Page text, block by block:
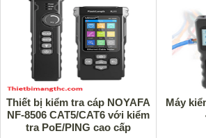
Thiết bị kiểm tra cáp NOYAFA
NF-8506 CAT5/CAT6 với kiểm
tra PoE/PING cao cấp
Máy